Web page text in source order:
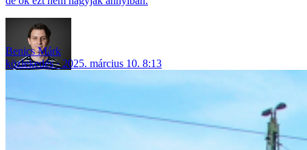
Benics Márk
közlekedés
2025. március 10. 8:13